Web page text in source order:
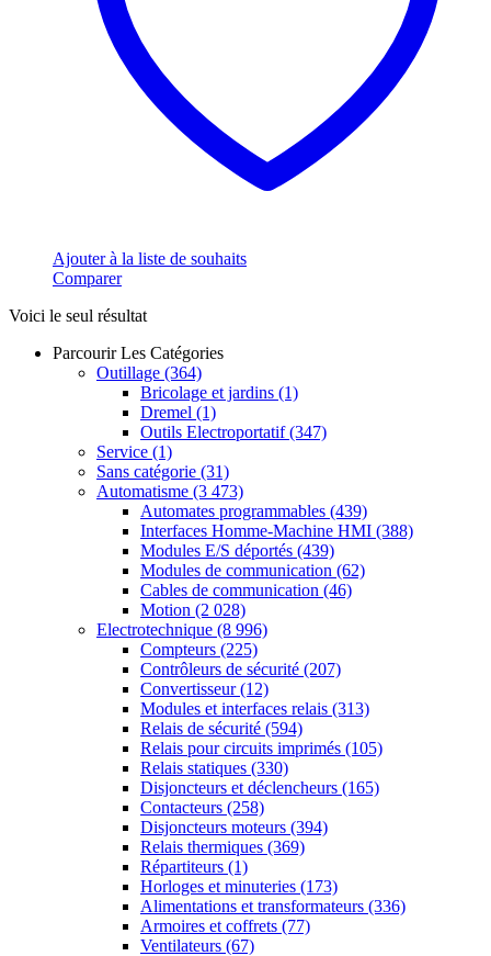
Ajouter à la liste de souhaits
Comparer
Voici le seul résultat
Parcourir Les Catégories
Outillage (364)
Bricolage et jardins (1)
Dremel (1)
Outils Electroportatif(347)
Service (1)
Sans catégorie (31)
Automatisme (3 473)
Automates programmables (439)
Interfaces Homme-Machine HMI (388)
Modules E/S déportés (439)
Modules de communication (62)
Cables de communication (46)
Motion (2 028)
Electrotechnique (8 996)
Compteurs (225)
Contrôleurs de sécurité (207)
Convertisseur(12)
Modules et interfaces relais (313)
Relais de sécurité (594)
Relais pour circuits imprimés (105)
Relais statiques (330)
Disjoncteurs et déclencheurs (165)
Contacteurs (258)
Disjoncteurs moteurs (394)
Relais thermiques (369)
Répartiteurs (1)
Horloges et minuteries (173)
Alimentations et transformateurs (336)
Armoires et coffrets (77)
Ventilateurs (67)